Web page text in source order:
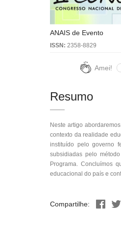
ANAIS de Evento
ISSN: 2358-8829
Amei!
Resumo
Neste artigo
contexto da realidade
instituído pelo governo
subsidiadas pelo
Programa. Concluímos
educacional do país e
Compartilhe: